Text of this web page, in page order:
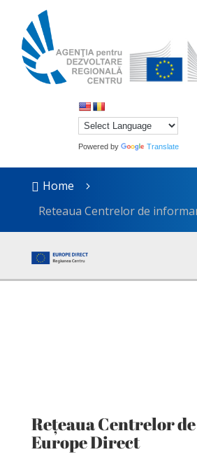
Powered by Translate
 Home 5
Reteaua Centrelor de
Rețeaua Centrelor
Europe Direct